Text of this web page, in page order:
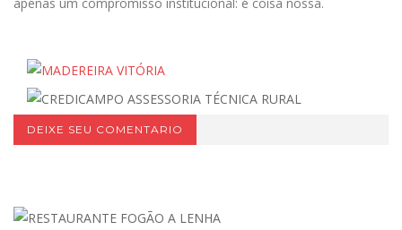
DEIXE SEU COMENTARIO